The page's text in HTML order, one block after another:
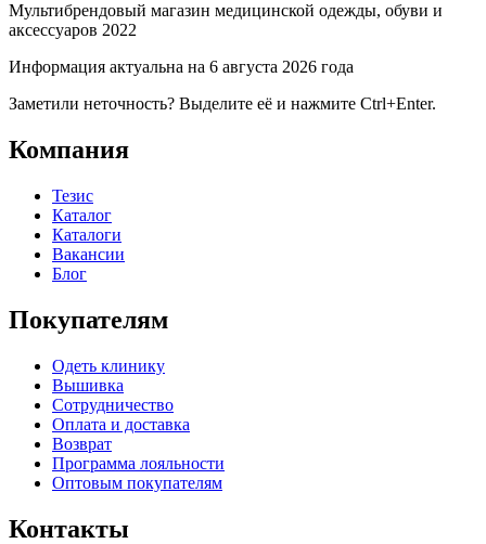
Мультибрендовый магазин медицинской одежды, обуви и
аксессуаров 2022
Информация актуальна на 6 августа 2026 года
Заметили неточность? Выделите её и нажмите Ctrl+Enter.
Компания
Тезис
Каталог
Каталоги
Вакансии
Блог
Покупателям
Одеть клинику
Вышивка
Сотрудничество
Оплата и доставка
Возврат
Программа лояльности
Оптовым покупателям
Контакты